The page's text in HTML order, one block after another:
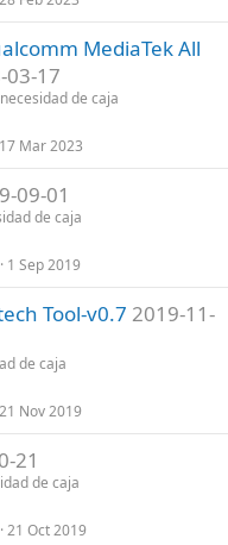
MediaTek All
03-17
de caja
17 Mar 2023
09-01
de caja
1 Sep 2019
Tool-v0.7 2019-11-
de caja
21 Nov 2019
21
de caja
21 Oct 2019